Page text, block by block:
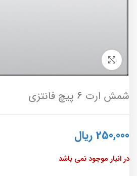
شمش ارت 6 پیچ فانتزی
250,000 ریال
در انبار موجود نمی باشد